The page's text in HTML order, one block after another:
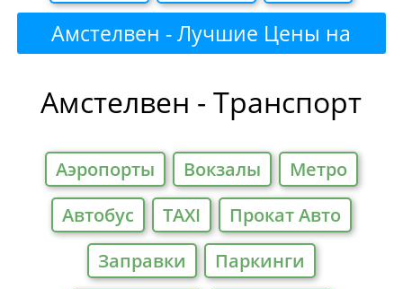
Амстелвен - Лучшие Цены на
Амстелвен - Транспорт
Аэропорты Вокзалы
Метро
Автобус
TAXI
Прокат Авто
Заправки
Паркинги